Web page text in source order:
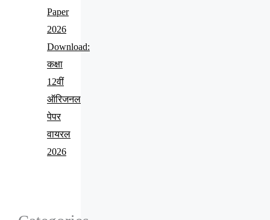
Paper
2026
Download:
कक्षा
12वीं
ऑरिजनल
पेपर
वायरल
2026